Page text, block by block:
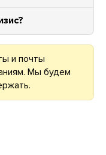
и почты
Мы будем